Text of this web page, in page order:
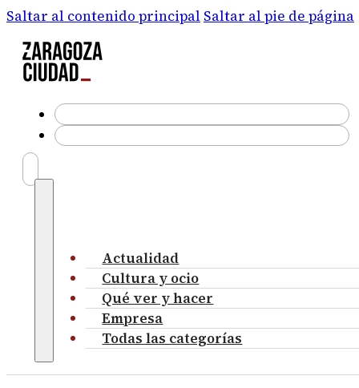
Saltar al contenido principal Saltar al pie de página
Actualidad
Cultura y ocio
Qué ver y hacer
Empresa
Todas las categorías